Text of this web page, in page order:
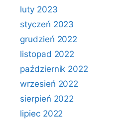
luty 2023
styczeń 2023
grudzień 2022
listopad 2022
październik 2022
wrzesień 2022
sierpień 2022
lipiec 2022